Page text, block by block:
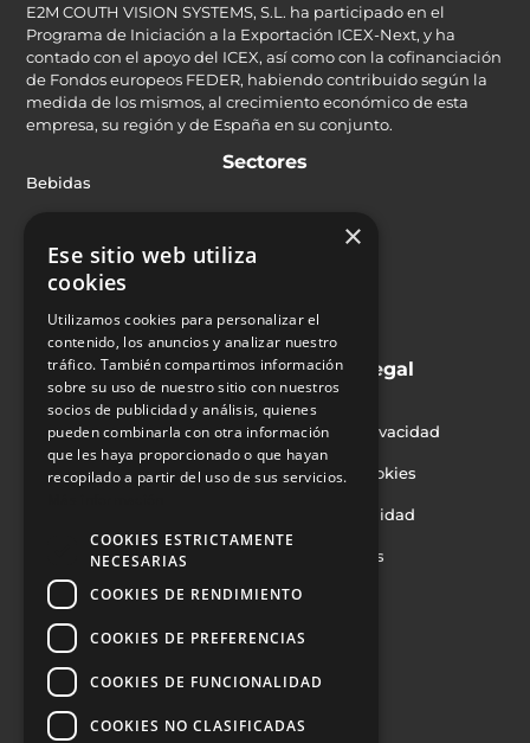
E2M COUTH VISION SYSTEMS, S.L. ha participado en el
Programa de Iniciación a la Exportación ICEX-Next, y ha
contado con el apoyo del ICEX, así como con la cofinanciación
de Fondos europeos FEDER, habiendo contribuido según la
medida de los mismos, al crecimiento económico de esta
empresa, su región y de España en su conjunto.
Sectores
Bebidas
Farmacia y cosmética
Industria
Soluciones
Inspección
Rechazo
Orientación
Encajado
Paletizado
Legal
Aviso legal
Política de privacidad
Política de cookies
Politica de calidad
Certificaciones
marketing@e2mcouth.com
+34 937 208 540
Sobre nosotros
×
Ese sitio web utiliza
cookies
Utilizamos cookies para personalizar el
contenido, los anuncios y analizar nuestro
tráfico. También compartimos información
sobre su uso de nuestro sitio con nuestros
socios de publicidad y análisis, quienes
pueden combinarla con otra información
que les haya proporcionado o que hayan
recopilado a partir del uso de sus servicios.
COOKIES ESTRICTAMENTE
NECESARIAS
COOKIES DE RENDIMIENTO
COOKIES DE PREFERENCIAS
COOKIES DE FUNCIONALIDAD
COOKIES NO CLASIFICADAS